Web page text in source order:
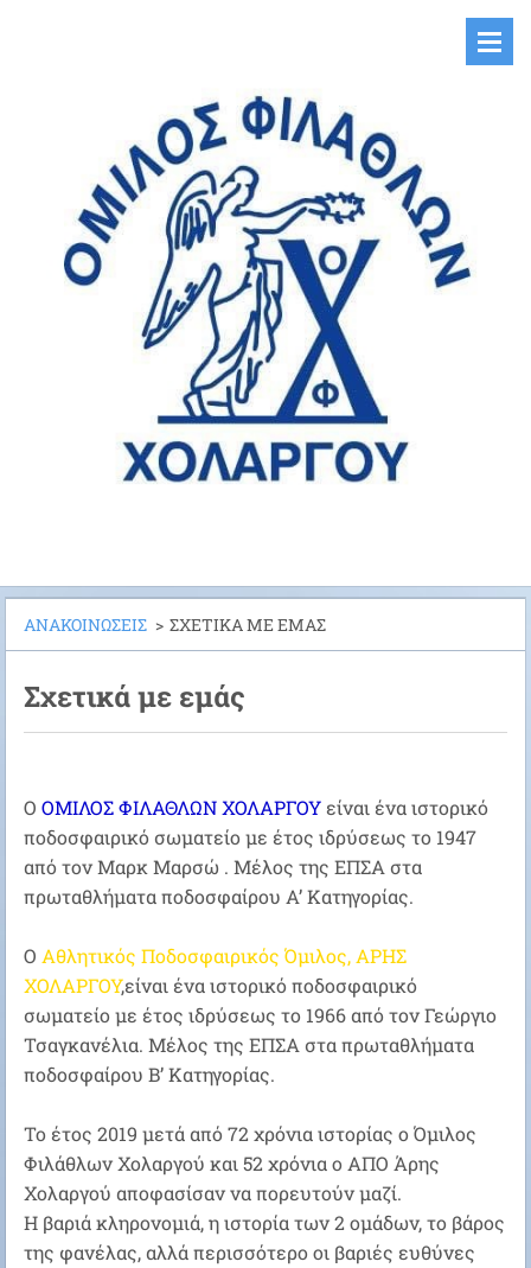
ΑΝΑΚΟΙΝΩΣΕΙΣ > ΣΧΕΤΙΚΑ ΜΕ ΕΜΑΣ
Σχετικά με εμάς
Ο ΟΜΙΛΟΣ ΦΙΛΑΘΛΩΝ ΧΟΛΑΡΓΟΥ είναι ένα ιστορικό
ποδοσφαιρικό σωματείο με έτος ιδρύσεως το 1947
από τον Μαρκ Μαρσώ . Μέλος της ΕΠΣΑ στα
πρωταθλήματα ποδοσφαίρου Α’ Κατηγορίας.
Ο Αθλητικός Ποδοσφαιρικός Όμιλος, ΑΡΗΣ
ΧΟΛΑΡΓΟΥ,είναι ένα ιστορικό ποδοσφαιρικό
σωματείο με έτος ιδρύσεως το 1966 από τον Γεώργιο
Τσαγκανέλια. Μέλος της ΕΠΣΑ στα πρωταθλήματα
ποδοσφαίρου Β’ Κατηγορίας.
Το έτος 2019 μετά από 72 χρόνια ιστορίας ο Όμιλος
Φιλάθλων Χολαργού και 52 χρόνια ο ΑΠΟ Άρης
Χολαργού αποφασίσαν να πορευτούν μαζί.
Η βαριά κληρονομιά, η ιστορία των 2 ομάδων, το βάρος
της φανέλας, αλλά περισσότερο οι βαριές ευθύνες